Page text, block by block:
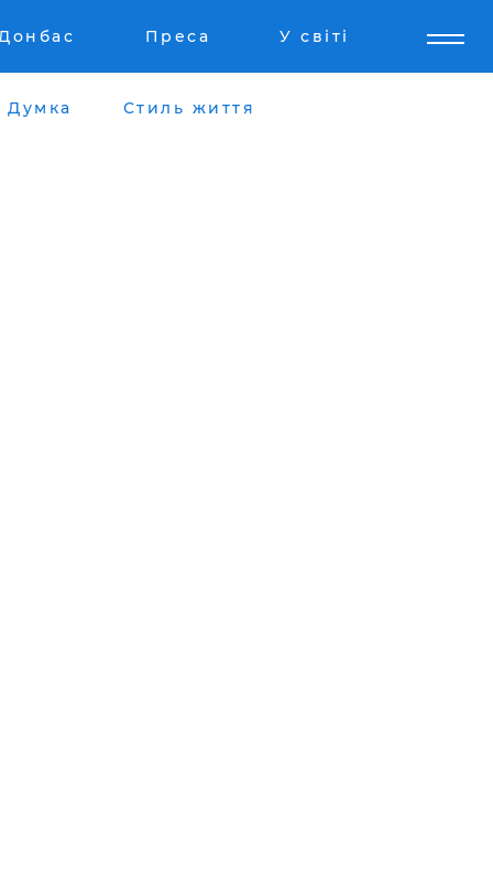
Преса У світі
Думка Стиль життя